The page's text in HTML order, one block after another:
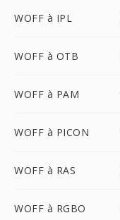
WOFF à IPL
WOFF à OTB
WOFF à PAM
WOFF à PICON
WOFF à RAS
WOFF à RGBO